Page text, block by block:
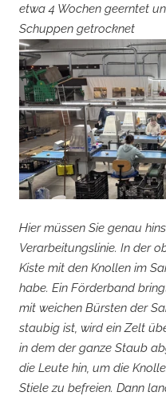
etwa 4 Wochen geerntet
Schuppen getrocknet
Hier müssen Sie genau
Verarbeitungslinie. In der
Kiste mit den Knollen im
habe. Ein Förderband
mit weichen Bürsten der
staubig ist, wird ein Zelt
in dem der ganze Staub
die Leute hin, um die
Stiele zu befreien. Dann